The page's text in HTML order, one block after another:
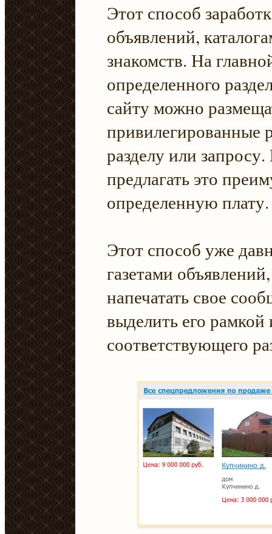
Этот способ
объявлений,
знакомств. На
определенного
сайту можно
привилегированные
разделу или
предлагать это
определенную плату.
Этот способ уже
газетами
напечатать свое
выделить его
соответствующего